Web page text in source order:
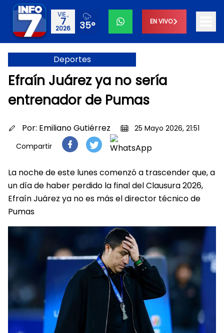
VIE.,
7
2026 35° EN VIVO
Deportes
Efraín Juárez ya no sería
entrenador de Pumas
Por: Emiliano Gutiérrez
25 Mayo 2026, 21:51
Compartir
La noche de este lunes comenzó a trascender que, a
un día de haber perdido la final del Clausura 2026,
Efraín Juárez ya no es más el director técnico de
Pumas